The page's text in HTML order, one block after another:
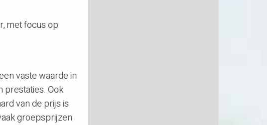
met focus op
vaste waarde in
prestaties. Ook
van de prijs is
groepsprijzen